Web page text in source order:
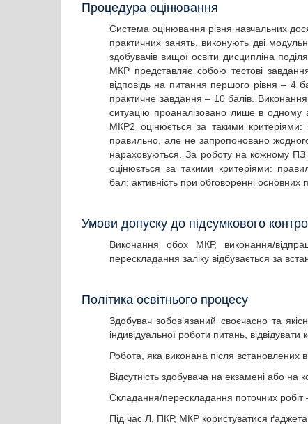
Процедура оцінювання
Система оцінювання рівня навчальних
практичних занять, виконують дві
здобувачів вищої освіти дисципліна
МКР представляє собою тестові
відповідь на питання першого рівня –
практичне завдання – 10 балів.
ситуацію проаналізовано лише в одному
МКР2 оцінюється за такими критеріями:
правильно, але не запропоновано жодного
нараховуються. За роботу на кожному ПЗ
оцінюється за такими критеріями:
бал; активність при обговоренні
Умови допуску до підсумкового
Виконання обох МКР, виконання/
перескладання заліку відбувається за
Політика освітнього процесу
Здобувач зобов’язаний своєчасно та
індивідуальної роботи питань,
Робота, яка виконана після встановлених
Відсутність здобувача на екзамені або на
Складання/перескладання поточних
Під час Л, ПКР, МКР користуватися